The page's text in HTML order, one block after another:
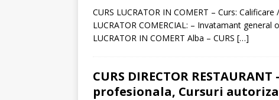
[ 6 ianuarie 2025 ] Credit
CURS LUCRATOR IN COMERT – Curs:
LUCRATOR COMERCIAL: – Invatamant
LUCRATOR IN COMERT Alba – CURS […]
CURS DIRECTOR
profesionala, Cursuri